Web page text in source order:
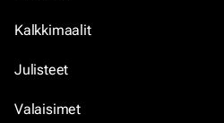
Kalkkimaalit
Julisteet
Valaisimet